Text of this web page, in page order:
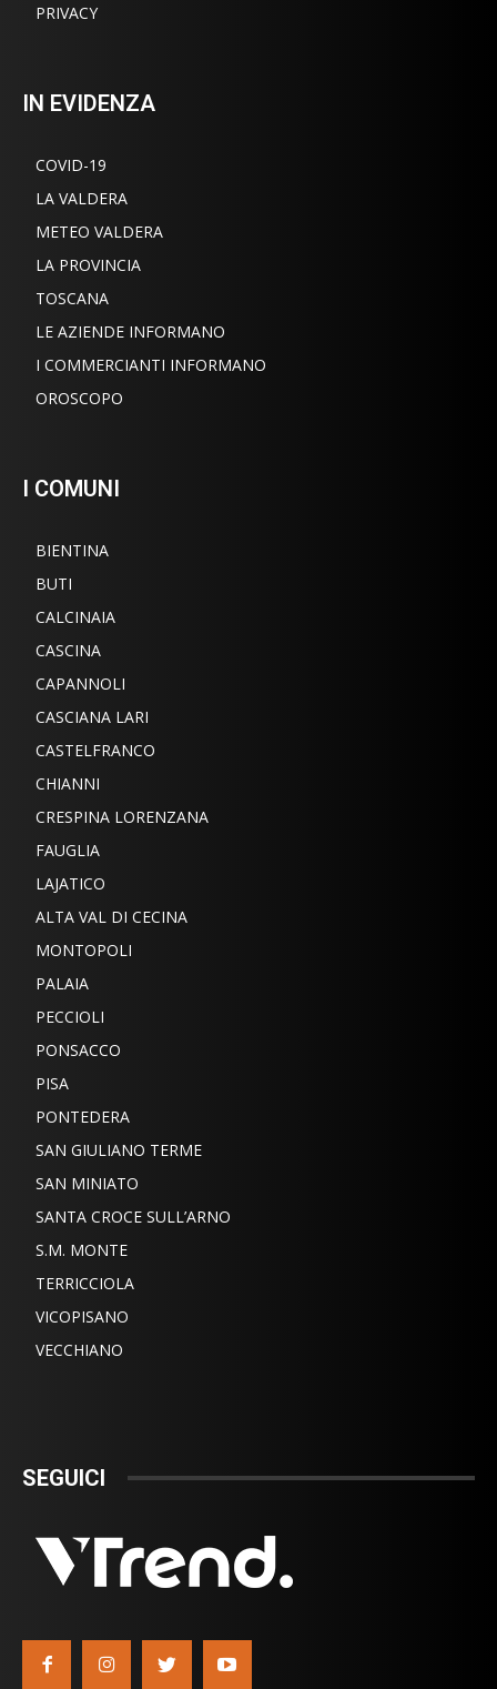
PRIVACY
IN EVIDENZA
COVID-19
LA VALDERA
METEO VALDERA
LA PROVINCIA
TOSCANA
LE AZIENDE INFORMANO
I COMMERCIANTI INFORMANO
OROSCOPO
I COMUNI
BIENTINA
BUTI
CALCINAIA
CASCINA
CAPANNOLI
CASCIANA LARI
CASTELFRANCO
CHIANNI
CRESPINA LORENZANA
FAUGLIA
LAJATICO
ALTA VAL DI CECINA
MONTOPOLI
PALAIA
PECCIOLI
PONSACCO
PISA
PONTEDERA
SAN GIULIANO TERME
SAN MINIATO
SANTA CROCE SULL’ARNO
S.M. MONTE
TERRICCIOLA
VICOPISANO
VECCHIANO
SEGUICI